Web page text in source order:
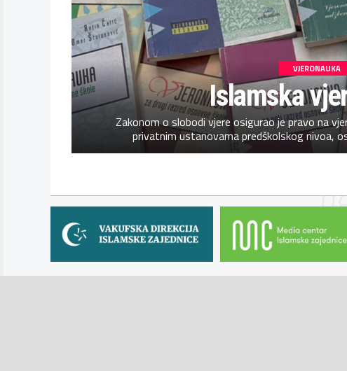
VJERONAUKA
Islamska
Zakonom o slobodi vjere osigurao je pravo na
privatnim ustanovama predškolskog nivoa,